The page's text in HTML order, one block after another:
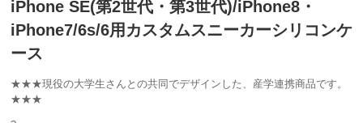
iPhone SE(第2世代・第3世代)/iPhone8・
iPhone7/6s/6用カスタムスニーカーシリコンケ
ース
★★★現役の大学生さんとの共同でデザインした、産学連携商品です。
★★★